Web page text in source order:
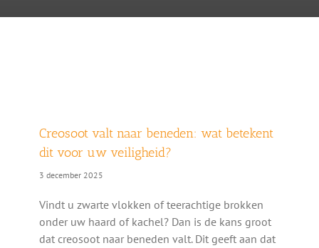
Creosoot valt naar beneden: wat betekent
dit voor uw veiligheid?
3 december 2025
Vindt u zwarte vlokken of teerachtige brokken
onder uw haard of kachel? Dan is de kans groot
dat creosoot naar beneden valt. Dit geeft aan dat